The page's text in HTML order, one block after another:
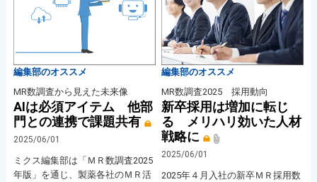
編集部のオススメ
MR数調査から見えた未来像
AIは必須アイテム 他部
門との連携で課題共有
2025/06/01
ミクス編集部は「ＭＲ数調査2025
年版」を通じ、製薬各社のＭＲ活
編集部のオススメ
MR数調査2025 採用動向
新卒採用は増加に転じ
る メリハリ効いた人材
戦略に
2025/06/01
2025年４月入社の新卒ＭＲ採用数